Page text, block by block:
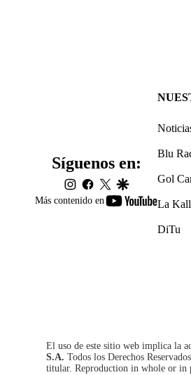
Más contenido en
Síguenos en:
instagram
facebook
twittergoogle
Blu
Gol
La
DiTu
El uso de este sitio web implica la
S.A. Todos los Derechos
titular. Reproduction in whole or in